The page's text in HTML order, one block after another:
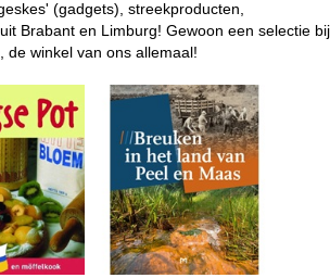
(gadgets), streekproducten,
Brabant en Limburg! Gewoon een selectie bij
, de winkel van ons allemaal!